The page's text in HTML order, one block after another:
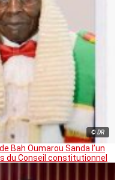
© DR
Bah Oumarou Sanda l’un
du Conseil constitutionnel